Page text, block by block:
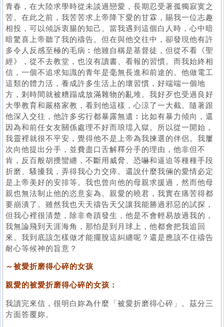
青春，在大陸求學時從未談過戀愛，長期忍受著孤獨寂寞之
苦。在此之前，我苦苦求上帝降下愛的甘霖，賜我一位志趣
相投，可以傾訴衷腸的知己。當我遇到這個白人時，心中暗
暗驚喜上帝聽了我的禱告。但在與他交往中，卻發現他有許
多令人反感至極的毛病︰他雖自稱是基督徒，但從不看《聖
經》，從不去教堂，也沒有讀書、看報的習慣。而我始終相
信，一個不追求知識的青年是毫無長進和前途的。他做電工
這類的體力活，養成許多生活上的壞習慣，好端端一個地
方，剎時間就被糟蹋成放滿雜物的亂堆。我好歹也受過良好
大學教育和嚴格家教，看到他這樣，心涼了一大截。隨著跟
他深入交往，他許多劣行都暴露無遺︰比如有暴力傾向，還
因為和前任女友關係處理不好而琅璫入獄。所以從一開始，
我靈裡就很不平安，覺得他不是上帝為我揀選的伴侶。我屢
次向他提出分手，並費盡口舌解釋分手的理由，他非但不
肯，反百般胡攪蠻纏，不斷用威脅、恐嚇和逼迫等種種手段
折磨、騷擾我，弄得我心力交瘁。還說什麼我倆的愛情必定
是上帝美好的安排等。我也曾向他的母親求援過，然而他母
親也無法制止他的恣意妄為。親愛的曉君，我實在痛苦得都
要崩潰了。雖然我也天天禱告天父讓我能勝過邪惡的試探，
但我心裡很清楚，除非奇蹟發生，他是不會輕易放過我的，
我無論飛到天涯海角，那怕是到月球上，他都會把我追回
來。我到底該怎樣做才能擺脫這糾纏呢？還是應該不住禱告
耐心等候神的旨意？
～被愛折磨得心碎的女孩
親愛的被愛折磨得心碎的女孩：
我讀完來信，很明白妳為什麼「被愛折磨得心碎」。茲分三
方面答覆妳。